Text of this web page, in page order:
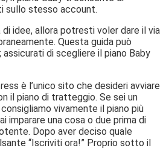
sullo stesso account.
idee, allora potresti voler dare il via
Questa guida può
di scegliere il piano Baby
è l’unico sito che desideri avviare
il piano di tratteggio. Se sei un
vivamente il piano più
imparare una cosa o due prima di
Dopo aver deciso quale
“Iscriviti ora!” Proprio sotto il